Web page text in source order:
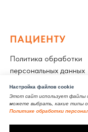
Настройка файлов cookie
Этот сайт использует файлы
можете выбрать, какие типы
Политике обработки
ПАЦИЕНТУ
Политика обработки
персональных данных
Специалисты
Лицензия